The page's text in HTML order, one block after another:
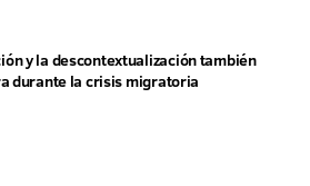
y la descontextualización también
durante la crisis migratoria